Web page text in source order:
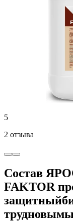
5
2 отзыва
Состав
FAKTOR